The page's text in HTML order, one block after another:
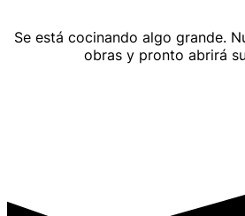
Se está cocinando algo grande.
obras y pronto abrirá